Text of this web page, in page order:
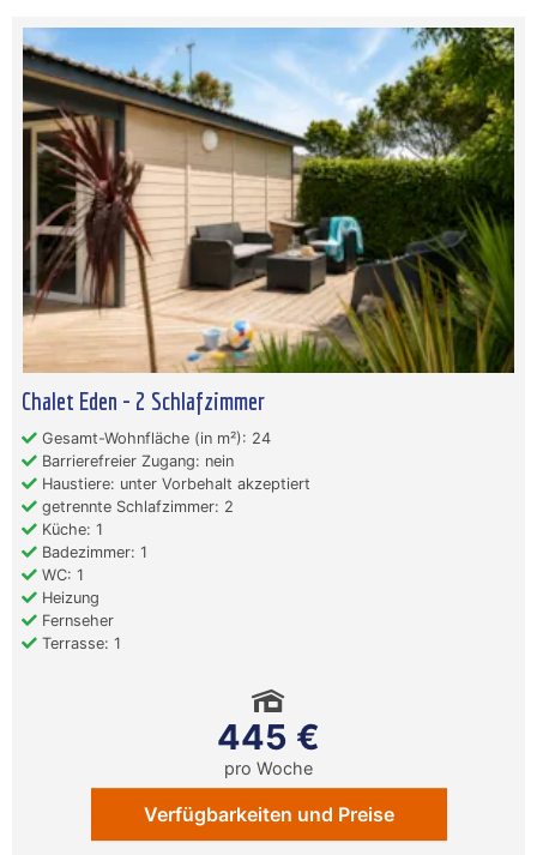
Chalet Eden - 2 Schlafzimmer
Gesamt-Wohnfläche (in m²): 24
Barrierefreier Zugang: nein
Haustiere: unter Vorbehalt akzeptiert
getrennte Schlafzimmer: 2
Küche: 1
Badezimmer: 1
WC: 1
Heizung
Fernseher
Terrasse: 1
445 €
pro Woche
Verfügbarkeiten und Preise